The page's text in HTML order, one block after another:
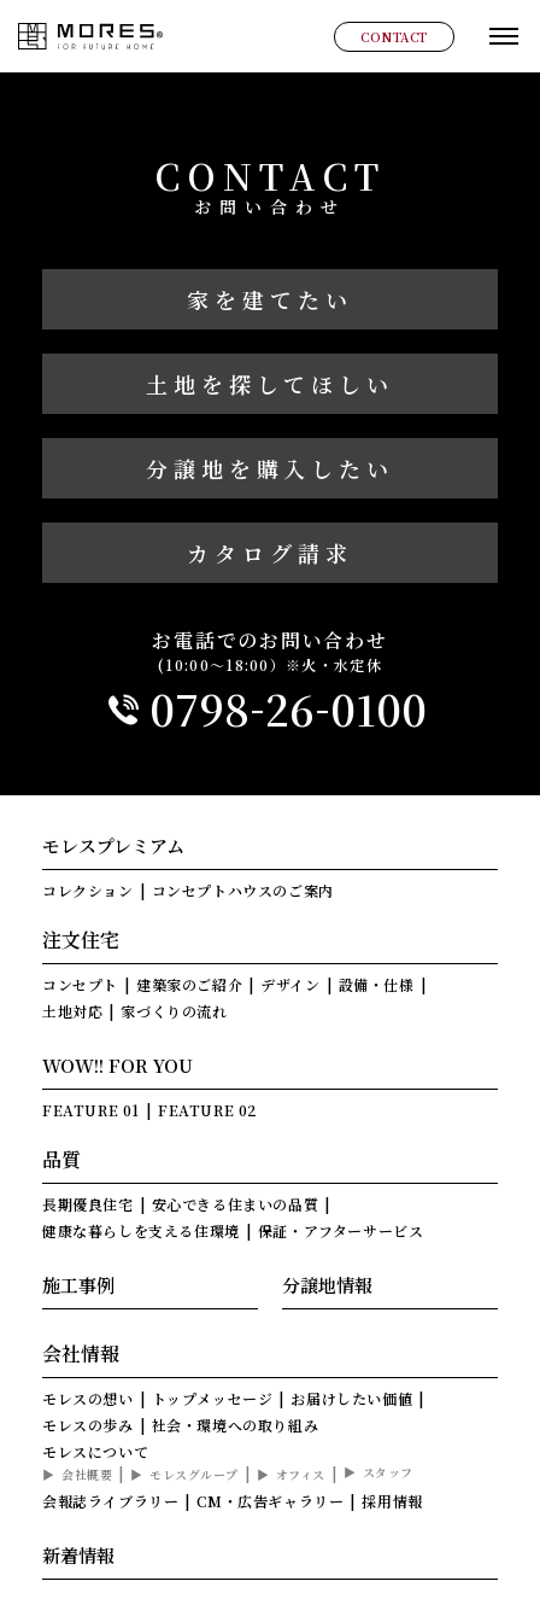
MORES CONTACT グ
CONTACT
お問い合わせ
家を建てたい
土地を探してほしい
分譲地を購入したい
カタログ請求
お電話でのお問い合わせ
(10:00～18:00）※火・水定休
0798-26-0100
モレスプレミアム
コレクション コンセプトハウスのご案内
注文住宅
コンセプト 建築家のご紹介 デザイン
設備・仕様
土地対応
家づくりの流れ
WOW!! FOR YOU
FEATURE 01 FEATURE 02
品質
長期優良住宅
安心できる住まいの品質
健康な暮らしを支える住環境
保証・アフターサービス
施工事例 分譲地情報
会社情報
モレスの想い トップメッセージ
お届けしたい価値
モレスの歩み
社会・環境への取り組み
モレスについて
会社概要 モレスグループ オフィス スタッフ
会報誌ライブラリー CM・広告ギャラリー 採用情報
新着情報